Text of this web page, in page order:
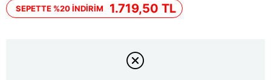
SEPETTE %20 İNDİRİM 1.719,50 TL